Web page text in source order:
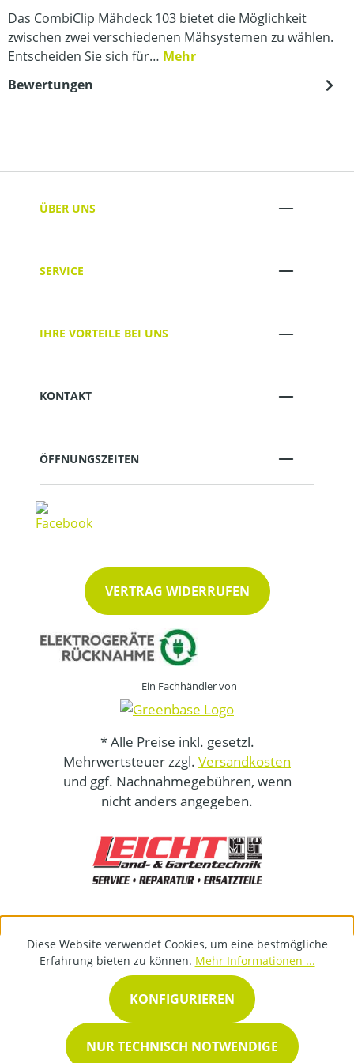
Das CombiClip Mähdeck 103 bietet die Möglichkeit
zwischen zwei verschiedenen Mähsystemen zu wählen.
Entscheiden Sie sich für… Mehr
Bewertungen
ÜBER UNS
SERVICE
IHRE VORTEILE BEI UNS
KONTAKT
ÖFFNUNGSZEITEN
VERTRAG WIDERRUFEN
Ein Fachhändler von
* Alle Preise inkl. gesetzl.
Mehrwertsteuer zzgl. Versandkosten
und ggf. Nachnahmegebühren, wenn
nicht anders angegeben.
Diese Website verwendet Cookies, um eine bestmögliche
Erfahrung bieten zu können. Mehr Informationen ...
NUR TECHNISCH NOTWENDIGE
KONFIGURIEREN